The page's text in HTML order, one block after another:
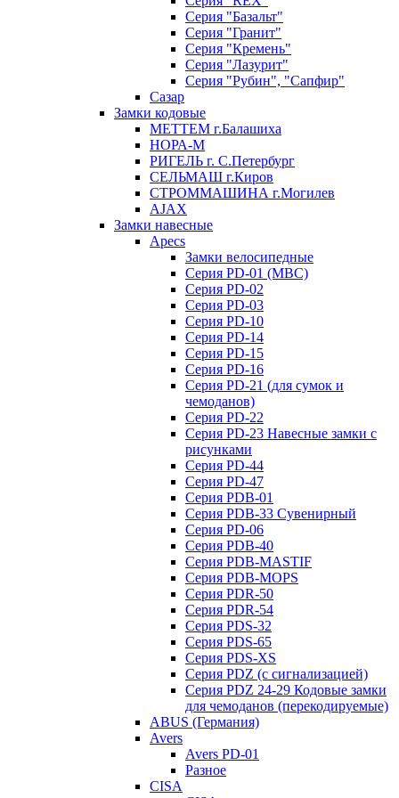
Серия "Базальт"
Серия "Гранит"
Серия "Кремень"
Серия "Лазурит"
Серия "Рубин", "Сапфир"
Сазар
Замки кодовые
МЕТТЕМ г.Балашиха
НОРА-М
РИГЕЛЬ г. С.Петербург
СЕЛЬМАШ г.Киров
СТРОММАШИНА г.Могилев
AJAX
Замки навесные
Apecs
Замки велосипедные
Серия PD-01 (МВС)
Серия PD-02
Серия PD-03
Серия PD-10
Серия PD-14
Серия PD-15
Серия PD-16
Серия PD-21 (для сумок и
чемоданов)
Серия PD-22
Серия PD-23 Навесные замки с
рисунками
Серия PD-44
Серия PD-47
Серия PDB-01
Серия PDB-33 Сувенирный
Серия PD-06
Серия PDB-40
Серия PDB-MASTIF
Серия PDB-MOPS
Серия PDR-50
Серия PDR-54
Серия PDS-32
Серия PDS-65
Серия PDS-XS
Серия PDZ (с сигнализацией)
Серия PDZ 24-29 Кодовые замки
для чемоданов (перекодируемые)
ABUS (Германия)
Avers
Avers PD-01
Разное
CISA